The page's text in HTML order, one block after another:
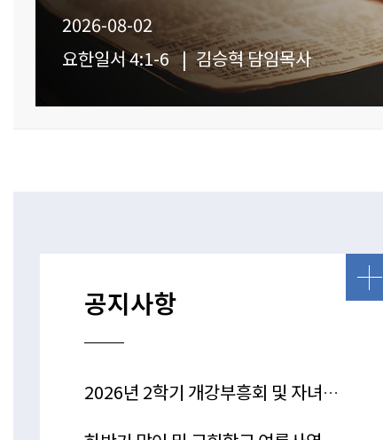
자세7] 가짜를 조심하라!
(요일 4:1-6)
2026-08-02
요한일서 4:1-6 | 김승혁 담임목사
공지사항
2026년 2학기 개강부흥회 및 자녀축복기도회